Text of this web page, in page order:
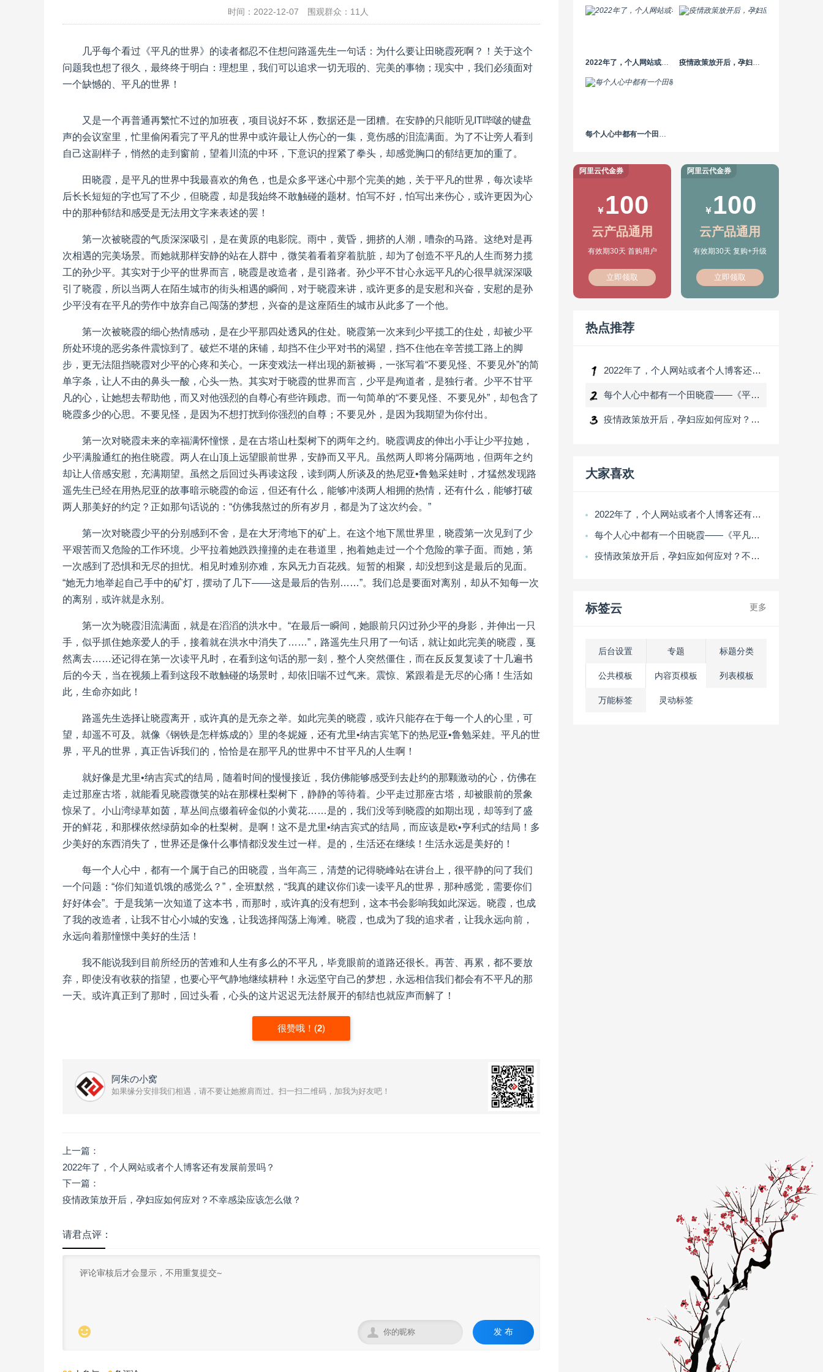
时间：2022-12-07 围观群众： 11人
几乎每个看过《平凡的世界》的读者都忍不住想问路遥先生一句话：为什么要让田晓霞死啊？！关于这个
问题我也想了很久，最终终于明白：理想里，我们可以追求一切无瑕的、完美的事物；现实中，我们必须面对
一个缺憾的、平凡的世界！
又是一个再普通再繁忙不过的加班夜，项目说好不坏，数据还是一团糟。在安静的只能听见IT哔啵的键盘
声的会议室里，忙里偷闲看完了平凡的世界中或许最让人伤心的一集，竟伤感的泪流满面。为了不让旁人看到
自己这副样子，悄然的走到窗前，望着川流的中环，下意识的捏紧了拳头，却感觉胸口的郁结更加的重了。
田晓霞，是平凡的世界中我最喜欢的角色，也是众多平迷心中那个完美的她，关于平凡的世界，每次读毕
后长长短短的字也写了不少，但晓霞，却是我始终不敢触碰的题材。怕写不好，怕写出来伤心，或许更因为心
中的那种郁结和感受是无法用文字来表述的罢！
第一次被晓霞的气质深深吸引，是在黄原的电影院。雨中，黄昏，拥挤的人潮，嘈杂的马路。这绝对是再
次相遇的完美场景。而她就那样安静的站在人群中，微笑着看着穿着肮脏，却为了创造不平凡的人生而努力揽
工的孙少平。其实对于少平的世界而言，晓霞是改造者，是引路者。孙少平不甘心永远平凡的心很早就深深吸
引了晓霞，所以当两人在陌生城市的街头相遇的瞬间，对于晓霞来讲，或许更多的是安慰和兴奋，安慰的是孙
少平没有在平凡的劳作中放弃自己闯荡的梦想，兴奋的是这座陌生的城市从此多了一个他。
第一次被晓霞的细心热情感动，是在少平那四处透风的住处。晓霞第一次来到少平揽工的住处，却被少平
所处环境的恶劣条件震惊到了。破烂不堪的床铺，却挡不住少平对书的渴望，挡不住他在辛苦揽工路上的脚
步，更无法阻挡晓霞对少平的心疼和关心。一床变戏法一样出现的新被褥，一张写着“不要见怪、不要见外”的简
单字条，让人不由的鼻头一酸，心头一热。其实对于晓霞的世界而言，少平是殉道者，是独行者。少平不甘平
凡的心，让她想去帮助他，而又对他强烈的自尊心有些许顾虑。而一句简单的“不要见怪、不要见外”，却包含了
晓霞多少的心思。不要见怪，是因为不想打扰到你强烈的自尊；不要见外，是因为我期望为你付出。
第一次对晓霞未来的幸福满怀憧憬，是在古塔山杜梨树下的两年之约。晓霞调皮的伸出小手让少平拉她，
少平满脸通红的抱住晓霞。两人在山顶上远望眼前世界，安静而又平凡。虽然两人即将分隔两地，但两年之约
却让人倍感安慰，充满期望。虽然之后回过头再读这段，读到两人所谈及的热尼亚•鲁勉采娃时，才猛然发现路
遥先生已经在用热尼亚的故事暗示晓霞的命运，但还有什么，能够冲淡两人相拥的热情，还有什么，能够打破
两人那美好的约定？正如那句话说的：“仿佛我熬过的所有岁月，都是为了这次约会。”
第一次对晓霞少平的分别感到不舍，是在大牙湾地下的矿上。在这个地下黑世界里，晓霞第一次见到了少
平艰苦而又危险的工作环境。少平拉着她跌跌撞撞的走在巷道里，抱着她走过一个个危险的掌子面。而她，第
一次感到了恐惧和无尽的担忧。相见时难别亦难，东风无力百花残。短暂的相聚，却没想到这是最后的见面。
“她无力地举起自己手中的矿灯，摆动了几下——这是最后的告别……”。我们总是要面对离别，却从不知每一次
的离别，或许就是永别。
第一次为晓霞泪流满面，就是在滔滔的洪水中。“在最后一瞬间，她眼前只闪过孙少平的身影，并伸出一只
手，似乎抓住她亲爱人的手，接着就在洪水中消失了……”，路遥先生只用了一句话，就让如此完美的晓霞，戛
然离去……还记得在第一次读平凡时，在看到这句话的那一刻，整个人突然僵住，而在反反复复读了十几遍书
后的今天，当在视频上看到这段不敢触碰的场景时，却依旧喘不过气来。震惊、紧跟着是无尽的心痛！生活如
此，生命亦如此！
路遥先生选择让晓霞离开，或许真的是无奈之举。如此完美的晓霞，或许只能存在于每一个人的心里，可
望，却遥不可及。就像《钢铁是怎样炼成的》里的冬妮娅，还有尤里•纳吉宾笔下的热尼亚•鲁勉采娃。平凡的世
界，平凡的世界，真正告诉我们的，恰恰是在那平凡的世界中不甘平凡的人生啊！
就好像是尤里•纳吉宾式的结局，随着时间的慢慢接近，我仿佛能够感受到去赴约的那颗激动的心，仿佛在
走过那座古塔，就能看见晓霞微笑的站在那棵杜梨树下，静静的等待着。少平走过那座古塔，却被眼前的景象
惊呆了。小山湾绿草如茵，草丛间点缀着碎金似的小黄花……是的，我们没等到晓霞的如期出现，却等到了盛
开的鲜花，和那棵依然绿荫如伞的杜梨树。是啊！这不是尤里•纳吉宾式的结局，而应该是欧•亨利式的结局！多
少美好的东西消失了，世界还是像什么事情都没发生过一样。是的，生活还在继续！生活永远是美好的！
每一个人心中，都有一个属于自己的田晓霞，当年高三，清楚的记得晓峰站在讲台上，很平静的问了我们
一个问题：“你们知道饥饿的感觉么？”，全班默然，“我真的建议你们读一读平凡的世界，那种感觉，需要你们
好好体会”。于是我第一次知道了这本书，而那时，或许真的没有想到，这本书会影响我如此深远。晓霞，也成
了我的改造者，让我不甘心小城的安逸，让我选择闯荡上海滩。晓霞，也成为了我的追求者，让我永远向前，
永远向着那憧憬中美好的生活！
我不能说我到目前所经历的苦难和人生有多么的不平凡，毕竟眼前的道路还很长。再苦、再累，都不要放
弃，即使没有收获的指望，也要心平气静地继续耕种！永远坚守自己的梦想，永远相信我们都会有不平凡的那
一天。或许真正到了那时，回过头看，心头的这片迟迟无法舒展开的郁结也就应声而解了！
很赞哦！ (2)
阿朱の小窝
如果缘分安排我们相遇，请不要让她擦肩而过。扫一扫二维码，加我为好友吧！
上一篇：
2022年了，个人网站或者个人博客还有发展前景吗？
下一篇：
疫情政策放开后，孕妇应如何应对？不幸感染应该怎么做？
请君点评：
 发 布

2022年了，个人网站或者个人博客还有发展前景吗？ 疫情政策放开后，孕妇应如何应对？不幸感染应该怎么做？
每个人心中都有一个田晓霞——《平凡的世界》读后感
阿里云代金券
￥ 100
云产品通用
有效期30天 首购用户
立即领取
阿里云代金券
￥ 100
云产品通用
有效期30天 复购+升级
立即领取
热点推荐
2022年了，个人网站或者个人博客还有发展前景吗？
每个人心中都有一个田晓霞——《平凡的世界》读后感
疫情政策放开后，孕妇应如何应对？不幸感染应该怎么做？
大家喜欢
2022年了，个人网站或者个人博客还有发展前景吗？
每个人心中都有一个田晓霞——《平凡的世界》读后感
疫情政策放开后，孕妇应如何应对？不幸感染应该怎么做？
更多
标签云
后台设置 专题 标题分类
公共模板 内容页模板 列表模板
万能标签 灵动标签